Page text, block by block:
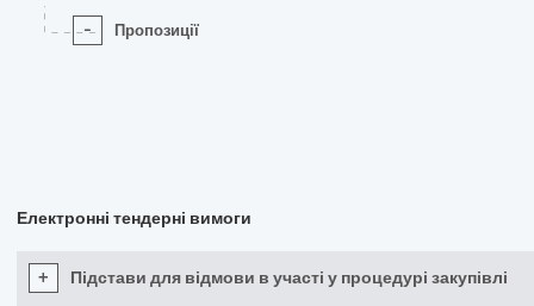
- Пропозиції
Електронні тендерні вимоги
+ Підстави для відмови в участі у процедурі закупівлі